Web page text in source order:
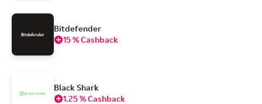
Bitdefender
15 % Cashback
Black Shark
1.25 % Cashback